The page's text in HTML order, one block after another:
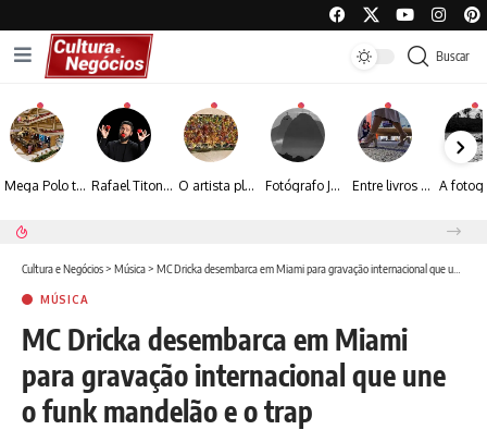
Buscar
Mega Polo transforma lançamento de coleção em plataforma nacional de negócios e projeta crescimento de mais de 15% Rafael Titonelly leva magia e acolhimento a crianças em tratamento oncológico em Juiz de Fora O artista plástico Jorge Luiz transforma sustentabilidade e criatividade em arte contemporânea Fotógrafo José Roberto apresenta um olhar sensível sobre arquitetura, formas e luz na fotografia Entre livros e fotografia autoral, Sebastião Reis consolida uma trajetória marcada pelo olhar artístico
Cultura e Negócios> Música> MC Dricka desembarca em Miami para gravação internacional que une o funk mandelão e o trap
MÚSICA
MC Dricka desembarca em Miami
para gravação internacional que une
o funk mandelão e o trap